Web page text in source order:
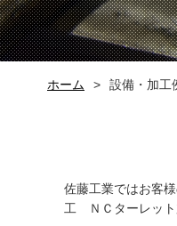
ホーム > 設備・加工
佐藤工業ではお客
工 ＮＣターレット